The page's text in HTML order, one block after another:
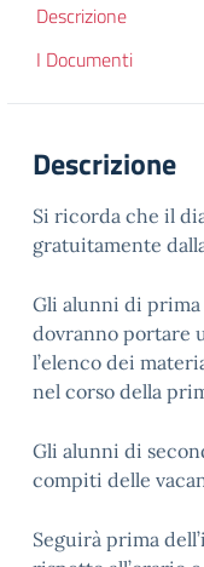
Descrizione
I Documenti
Descrizione
Si ricorda che il
gratuitamente
Gli alunni di
dovranno portare
l’elenco dei
nel corso della
Gli alunni di
compiti delle
Seguirà prima